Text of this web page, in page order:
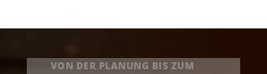
VON DER PLANUNG BIS ZUM